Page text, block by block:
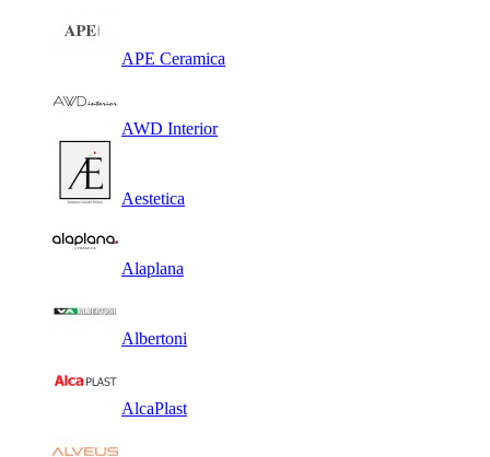
APE Ceramica
AWD Interior
Aestetica
Alaplana
Albertoni
AlcaPlast